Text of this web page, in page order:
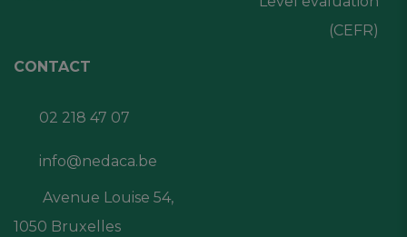
(CEFR)
CONTACT
02 218 47 07
info@nedaca.be
Avenue Louise 54,
1050 Bruxelles